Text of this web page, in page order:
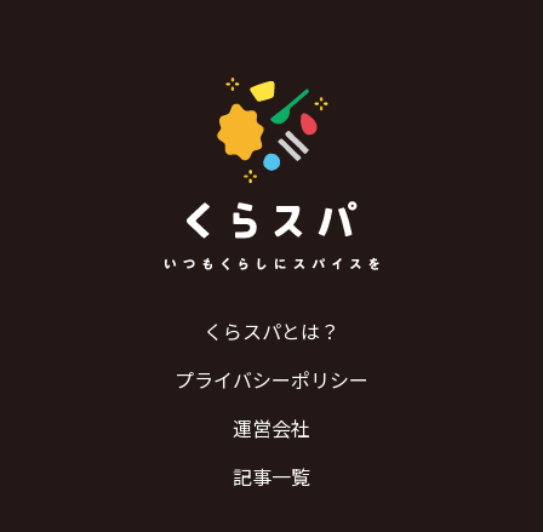
くらスパとは？
プライバシーポリシー
運営会社
記事一覧